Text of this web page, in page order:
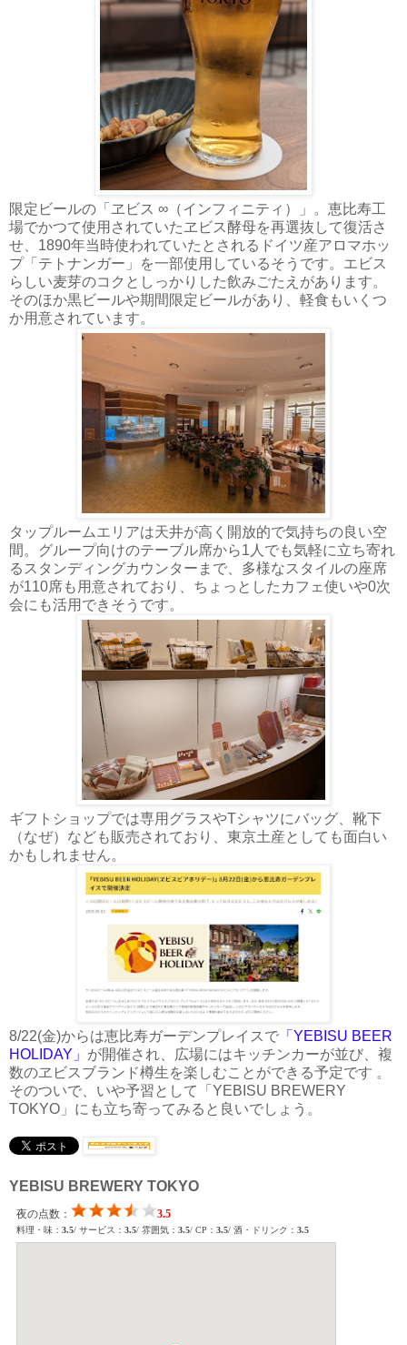
限定ビールの「ヱビス ∞（インフィニティ）」。恵比寿工
場でかつて使用されていたヱビス酵母を再選抜して復活さ
せ、1890年当時使われていたとされるドイツ産アロマホッ
プ「テトナンガー」を一部使用しているそうです。エビス
らしい麦芽のコクとしっかりした飲みごたえがあります。
そのほか黒ビールや期間限定ビールがあり、軽食もいくつ
か用意されています。
タップルームエリアは天井が高く開放的で気持ちの良い空
間。グループ向けのテーブル席から1人でも気軽に立ち寄れ
るスタンディングカウンターまで、多様なスタイルの座席
が110席も用意されており、ちょっとしたカフェ使いや0次
会にも活用できそうです。
ギフトショップでは専用グラスやTシャツにバッグ、靴下
（なぜ）なども販売されており、東京土産としても面白い
かもしれません。
8/22(金)からは恵比寿ガーデンプレイスで 「YEBISU BEER
HOLIDAY」 が開催され、広場にはキッチンカーが並び、複
数のヱビスブランド樽生を楽しむことができる予定です 。
そのついで、いや予習として「YEBISU BREWERY
TOKYO」にも立ち寄ってみると良いでしょう。
YEBISU BREWERY TOKYO